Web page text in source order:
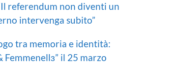
referendum non diventi un
intervenga subito”
tra memoria e identità:
Femmenellɜ” il 25 marzo